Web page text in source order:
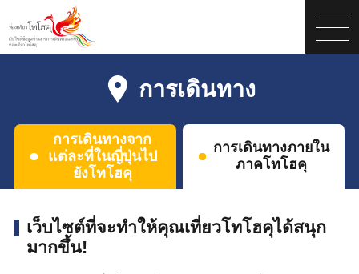
การเดินทาง
การเดินทางจาก
แต่ละที่ในญี่ปุ่นไป
ยังโทโฮคุ
การเดินทางภายใน
ภาคโทโฮคุ
เว็บไซต์ที่จะทำให้คุณเที่ยวโทโฮคุได้สนุก
มากขึ้น!